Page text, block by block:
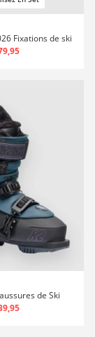
Fixations de ski
de Ski